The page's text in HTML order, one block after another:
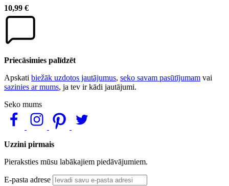
10,99 €
Priecāsimies palīdzēt
Apskati biežāk uzdotos jautājumus, seko savam pasūtījumam vai
sazinies ar mums, ja tev ir kādi jautājumi.
Seko mums
Uzzini pirmais
Pieraksties mūsu labākajiem piedāvājumiem.
E-pasta adrese